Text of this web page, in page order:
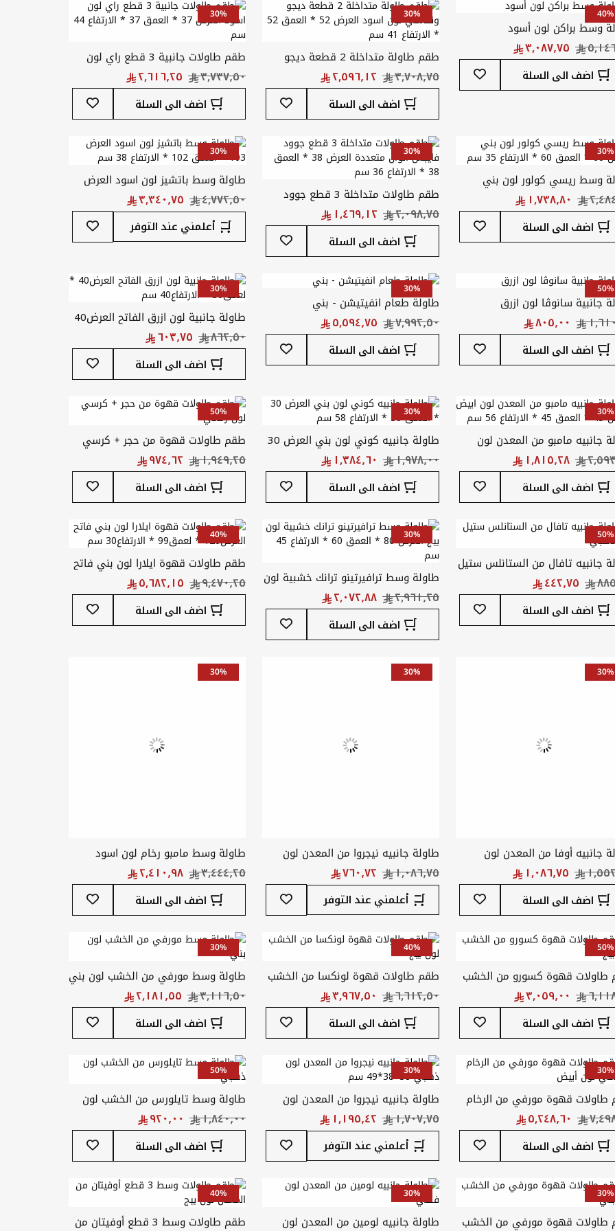
40%
وسط براكن لون أسود
اضف الى السلة أضف
إلى
قائمة
30%
طقم طاولة متداخلة 2 قطعة ديجو
52 * الارتفاع 41 سم
اضف الى السلة أضف
إلى
قائمة
المفضلة
30%
طقم طاولات جانبية 3 قطع راي لون
44 سم
اضف الى السلة أضف
إلى
قائمة
المفضلة
30%
وسط ريسي كولور لون بني
اضف الى السلة أضف
إلى
قائمة
30%
طقم طاولات متداخلة 3 قطع جوود
العمق 38 * الارتفاع 36 سم
اضف الى السلة أضف
إلى
قائمة
30%
طاولة وسط باتشيز لون اسود العرض
103 * العمق 102 * الارتفاع 38 سم
أعلمني عند التوفر أضف
إلى
قائمة
50%
جانبية سانوڤا لون ازرق
اضف الى السلة أضف
إلى
قائمة
30%
طاولة طعام انفيتيشن - بني
اضف الى السلة أضف
إلى
قائمة
30%
طاولة جانبية لون ازرق الفاتح العرض40
* لعمق30 * الارتفاع40 سم
اضف الى السلة أضف
إلى
قائمة
المفضلة
30%
جانبيه مامبو من المعدن لون
اضف الى السلة أضف
إلى
قائمة
المفضلة
30%
طاولة جانبيه كوني لون بني العرض 30
* العمق 30 * الارتفاع 58 سم
اضف الى السلة أضف
إلى
قائمة
المفضلة
50%
طقم طاولات قهوة من حجر + كرسي
لون رمادي
اضف الى السلة أضف
إلى
قائمة
المفضلة
50%
جانبيه تافال من الستانلس ستيل
اضف الى السلة أضف
إلى
قائمة
30%
طاولة وسط ترافيرتينو ترانك خشبية لون
سم
اضف الى السلة أضف
إلى
قائمة
40%
طقم طاولات قهوة ايلارا لون بني فاتح
العرض120 * لعمق99 * الارتفاع30 سم
اضف الى السلة أضف
إلى
قائمة
30%
جانبيه أوفا من المعدن لون
اضف الى السلة أضف
إلى
قائمة
المفضلة
30%
طاولة جانبيه نيجروا من المعدن لون
ذهبي 32*32*61 سم
أعلمني عند التوفر أضف
إلى
قائمة
المفضلة
30%
طاولة وسط مامبو رخام لون اسود
سم
اضف الى السلة أضف
إلى
قائمة
المفضلة
50%
طاولات قهوة كسورو من الخشب
اضف الى السلة أضف
إلى
قائمة
المفضلة
40%
طقم طاولات قهوة لونكسا من الخشب
لون بيج
اضف الى السلة أضف
إلى
قائمة
30%
طاولة وسط مورفي من الخشب لون بني
اضف الى السلة أضف
إلى
قائمة
المفضلة
30%
قهوة مورفي من الرخام
لون أبيض
اضف الى السلة أضف
إلى
قائمة
المفضلة
30%
طاولة جانبيه نيجروا من المعدن لون
ذهبي 38*38*49 سم
أعلمني عند التوفر أضف
إلى
قائمة
50%
طاولة وسط تايلورس من الخشب لون
ذهبي
اضف الى السلة أضف
إلى
قائمة
المفضلة
30%
طاولات قهوة مورفي من الخشب
30%
طاولة جانبيه لومين من المعدن لون
40%
طقم طاولات وسط 3 قطع أوفيتان من